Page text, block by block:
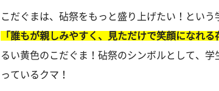
こだぐまは、砧祭をもっと盛り上げたい！という
「誰もが親しみやすく、見ただけで笑顔になれる
るい黄色のこだぐま！砧祭のシンボルとして、
っているクマ！